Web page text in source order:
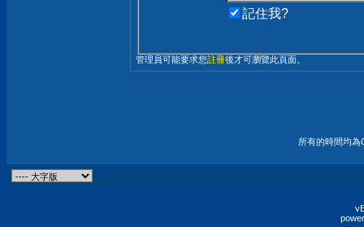
記住我?
管理員可能要求您註冊後才可瀏覽此頁面。
所有的時間均為